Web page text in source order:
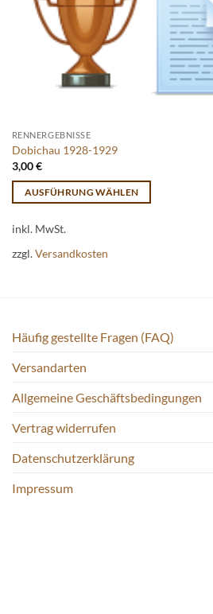
RENNERGEBNISSE
Dobichau 1928-1929
3,00€
AUSFÜHRUNG WÄHLEN
Produkt
weist
Optionen
auf
der
gewählt
inkl. MwSt.
zzgl.Versandkosten
Häufig gestellte Fragen (FAQ)
Versandarten
Allgemeine Geschäftsbedingungen
Vertrag widerrufen
Datenschutzerklärung
Impressum